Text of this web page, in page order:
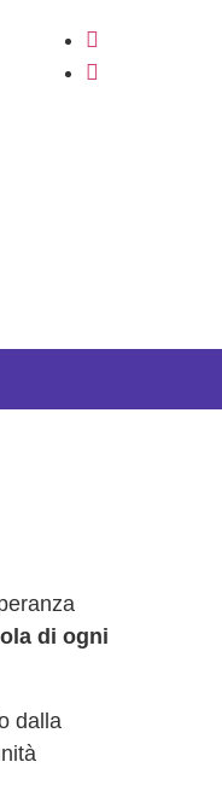
di ogni
dalla